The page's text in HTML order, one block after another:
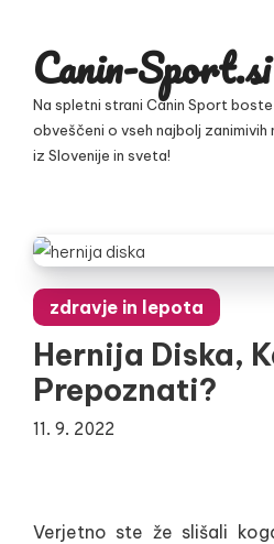
contentCanin-Sport.si
Na spletni strani Canin Sport
obveščeni o vseh najbolj zanimivih
iz Slovenije in sveta!
zdravje in lepota
Hernija Diska,
Prepoznati?
11. 9. 2022
Verjetno ste že slišali